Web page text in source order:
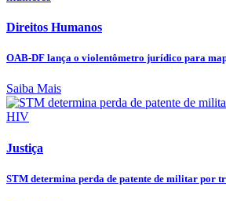
Direitos Humanos
OAB-DF lança o violentômetro jurídico para
Saiba Mais
Justiça
STM determina perda de patente de militar por